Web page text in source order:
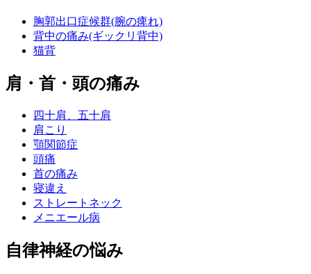
胸郭出口症候群(腕の痺れ)
背中の痛み(ギックリ背中)
猫背
肩・首・頭の痛み
四十肩、五十肩
肩こり
顎関節症
頭痛
首の痛み
寝違え
ストレートネック
メニエール病
自律神経の悩み